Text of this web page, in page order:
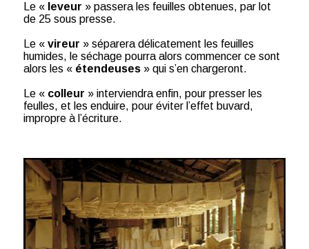
Le « leveur » passera les feuilles obtenues, par lot
de 25 sous presse.
Le « vireur » séparera délicatement les feuilles
humides, le séchage pourra alors commencer ce sont
alors les « étendeuses » qui s’en chargeront.
Le « colleur » interviendra enfin, pour presser les
feulles, et les enduire, pour éviter l’effet buvard,
impropre à l’écriture.